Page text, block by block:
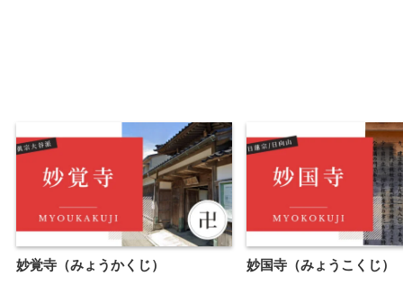
妙覚寺（みょうかくじ） 妙国寺（みょうこくじ）